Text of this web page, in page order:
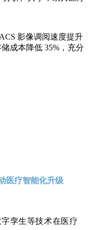
CS 影像调阅速度提升
成本降低 35%，充分
医疗智能化升级
孪生等技术在医疗